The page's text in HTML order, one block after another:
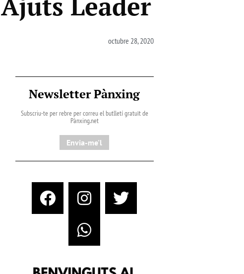
octubre 28, 2020
Newsletter Pànxing
Subscriu-te per rebre per correu el butlletí gratuït de
Pànxing.net​
Envia-me'l